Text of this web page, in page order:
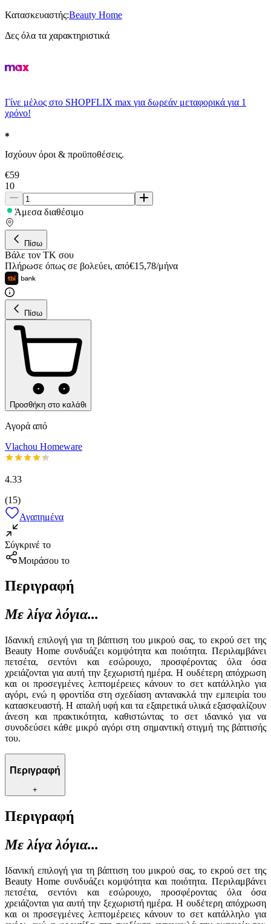
Κατασκευαστής:Beauty Home
Δες όλα τα χαρακτηριστικά
Γίνε μέλος στο SHOPFLIX max για δωρεάν μεταφορικά για 1
χρόνο!
Ισχύουν όροι & προϋποθέσεις.
€59
10
Άμεσα διαθέσιμο
Πίσω
Βάλε τον ΤΚ σου
Πλήρωσε όπως σε βολεύει, από€15,78/μήνα
Πίσω
Προσθήκη στο καλάθι
Αγορά από
Vlachou Homeware
4.33
(15)
Αγαπημένα
Σύγκρινέ το
Μοιράσου το
Περιγραφή
Με λίγα λόγια...
Ιδανική επιλογή για τη βάπτιση του μικρού σας, το εκρού σετ της
Beauty Home συνδυάζει κομψότητα και ποιότητα. Περιλαμβάνει
πετσέτα, σεντόνι και εσώρουχο, προσφέροντας όλα όσα
χρειάζονται για αυτή την ξεχωριστή ημέρα. Η ουδέτερη απόχρωση
και οι προσεγμένες λεπτομέρειες κάνουν το σετ κατάλληλο για
αγόρι, ενώ η φροντίδα στη σχεδίαση αντανακλά την εμπειρία του
κατασκευαστή. Η απαλή υφή και τα εξαιρετικά υλικά εξασφαλίζουν
άνεση και πρακτικότητα, καθιστώντας το σετ ιδανικό για να
συνοδεύσει κάθε μικρό αγόρι στη σημαντική στιγμή της βάπτισής
του.
Περιγραφή
+
Περιγραφή
Με λίγα λόγια...
Ιδανική επιλογή για τη βάπτιση του μικρού σας, το εκρού σετ της
Beauty Home συνδυάζει κομψότητα και ποιότητα. Περιλαμβάνει
πετσέτα, σεντόνι και εσώρουχο, προσφέροντας όλα όσα
χρειάζονται για αυτή την ξεχωριστή ημέρα. Η ουδέτερη απόχρωση
και οι προσεγμένες λεπτομέρειες κάνουν το σετ κατάλληλο για